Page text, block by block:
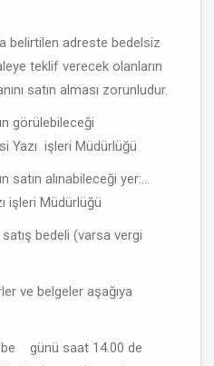
belirtilen adreste bedelsiz
teklif verecek olanların
satın alması zorunludur.
görülebileceği
Yazı işleri Müdürlüğü
alınabileceği yer:...
işleri Müdürlüğü
bedeli (varsa vergi
ve belgeler aşağıya
günü saat 14.00 de